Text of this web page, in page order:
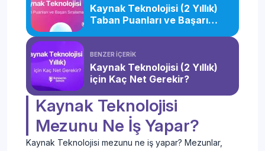
Kaynak Teknolojisi (2 Yıllık)
Taban Puanları ve Başarı
BENZER İÇERİK
Kaynak Teknolojisi (2 Yıllık)
için Kaç Net Gerekir?
Kaynak Teknolojisi
Mezunu Ne İş Yapar?
Kaynak Teknolojisi mezunu ne iş yapar? Mezunlar,